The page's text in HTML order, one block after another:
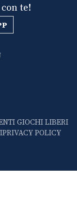
te!
GIOCHI LIBERI
PRIVACY POLICY